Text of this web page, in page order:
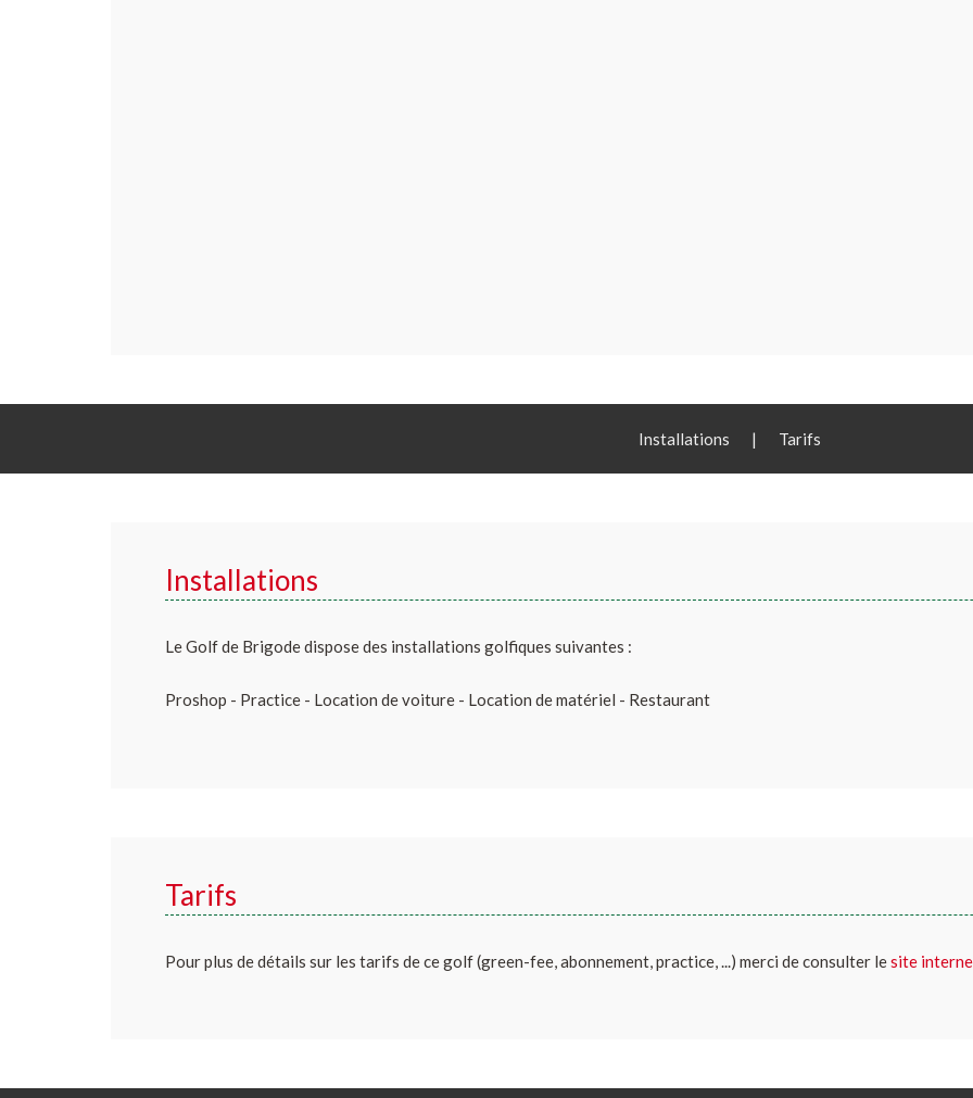
Installations | Tarifs
Installations
Le Golf de Brigode dispose des installations golfiques suivantes :
Proshop - Practice - Location de voiture - Location de matériel - Restaurant
Tarifs
Pour plus de détails sur les tarifs de ce golf (green-fee, abonnement, practice, ...) merci de consulter lesite